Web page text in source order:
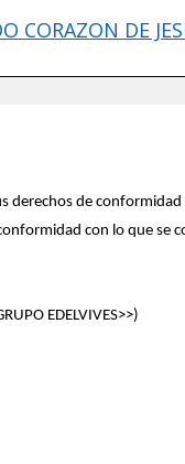
CORAZON DE
de
con lo que se
EDELVIVES>>)